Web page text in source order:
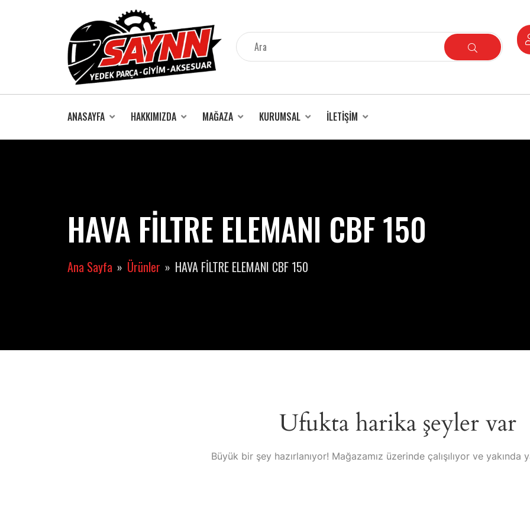
ANASAYFA HAKKIMIZDA MAĞAZA KURUMSAL İLETIŞIM
HAVA FİLTRE ELEMANI CBF 150
Ana Sayfa Ürünler HAVA FİLTRE ELEMANI CBF 150
Ufukta harika şeyler var
Büyük bir şey hazırlanıyor! Mağazamız üzerinde çalışılıyor ve yakında